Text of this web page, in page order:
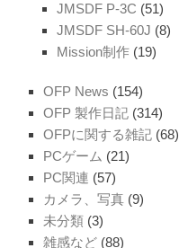
JMSDF P-3C (51)
JMSDF SH-60J (8)
Mission制作 (19)
OFP News (154)
OFP 製作日記 (314)
OFPに関する雑記 (68)
PCゲーム (21)
PC関連 (57)
カメラ、写真 (9)
未分類 (3)
雑感など (88)